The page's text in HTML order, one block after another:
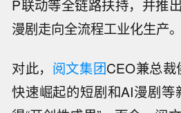
P联动等全链路扶持，并推
漫剧走向全流程工业化生产。
对此， 阅文集团CEO兼总
快速崛起的短剧和AI漫剧等